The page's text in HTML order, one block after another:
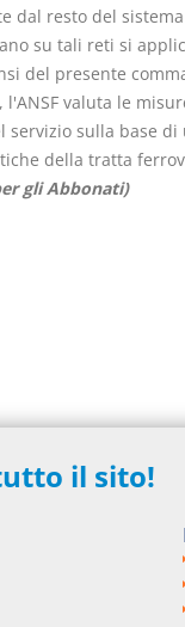
dal resto del sistema
su tali reti si
del presente
valuta le
servizio sulla base di
della tratta
gli Abbonati)
il sito!